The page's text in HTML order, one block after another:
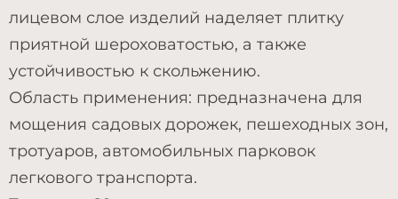
лицевом слое изделий наделяет плитку
приятной шероховатостью, а также
устойчивостью к скольжению.
Область применения: предназначена для
мощения садовых дорожек, пешеходных зон,
тротуаров, автомобильных парковок
легкового транспорта.